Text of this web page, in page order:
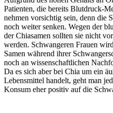
Patienten, die bereits Blutdruck-
nehmen vorsichtig sein, denn die
noch weiter senken. Wegen der
der Chiasamen sollten sie nicht
werden. Schwangeren Frauen
Samen während ihrer
noch an wissenschaftlichen
Da es sich aber bei Chia um ein
Lebensmittel handelt, geht man
Konsum eher positiv auf die